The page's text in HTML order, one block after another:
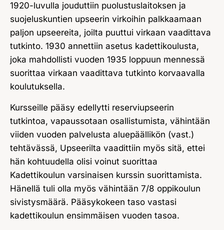
1920-luvulla jouduttiin puolustuslaitoksen ja
suojeluskuntien upseerin virkoihin palkkaamaan
paljon upseereita, joilta puuttui virkaan vaadittava
tutkinto. 1930 annettiin asetus kadettikoulusta,
joka mahdollisti vuoden 1935 loppuun mennessä
suorittaa virkaan vaadittava tutkinto korvaavalla
koulutuksella.
Kursseille pääsy edellytti reserviupseerin
tutkintoa, vapaussotaan osallistumista, vähintään
viiden vuoden palvelusta aluepäällikön (vast.)
tehtävässä, Upseerilta vaadittiin myös sitä, ettei
hän kohtuudella olisi voinut suorittaa
Kadettikoulun varsinaisen kurssin suorittamista.
Hänellä tuli olla myös vähintään 7/8 oppikoulun
sivistysmäärä. Pääsykokeen taso vastasi
kadettikoulun ensimmäisen vuoden tasoa.